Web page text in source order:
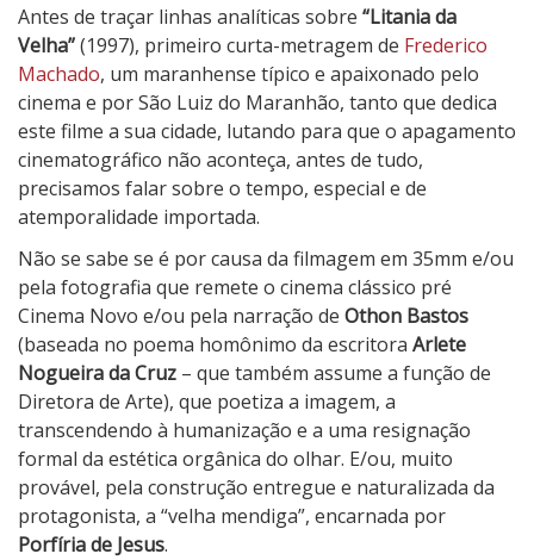
L
i
t
a
n
i
a
d
V
e
l
h
a
Antes de traçar linhas analíticas sobre “Litania da
Velha”(1997), primeiro curta-metragem de Frederico
Machado, um maranhense típico e apaixonado pelo
cinema e por São Luiz do Maranhão, tanto que dedica
este filme a sua cidade, lutando para que o apagamento
cinematográfico não aconteça, antes de tudo,
precisamos falar sobre o tempo, especial e de
atemporalidade importada.
Não se sabe se é por causa da filmagem em 35mm e/ou
pela fotografia que remete o cinema clássico pré
Cinema Novo e/ou pela narração de Othon Bastos
(baseada no poema homônimo da escritora Arlete
Nogueira da Cruz – que também assume a função de
Diretora de Arte), que poetiza a imagem, a
transcendendo à humanização e a uma resignação
formal da estética orgânica do olhar. E/ou, muito
provável, pela construção entregue e naturalizada da
protagonista, a “velha mendiga”, encarnada por
Porfíria de Jesus.